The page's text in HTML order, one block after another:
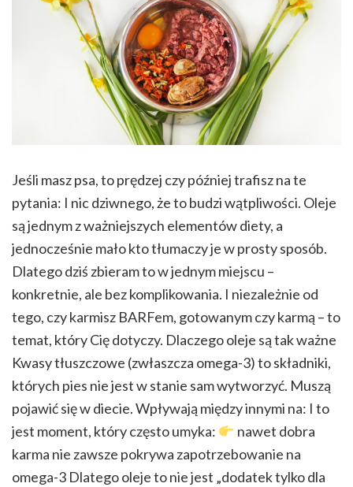
Jeśli masz psa, to prędzej czy później trafisz na te
pytania: I nic dziwnego, że to budzi wątpliwości. Oleje
są jednym z ważniejszych elementów diety, a
jednocześnie mało kto tłumaczy je w prosty sposób.
Dlatego dziś zbieram to w jednym miejscu –
konkretnie, ale bez komplikowania. I niezależnie od
tego, czy karmisz BARFem, gotowanym czy karmą – to
temat, który Cię dotyczy. Dlaczego oleje są tak ważne
Kwasy tłuszczowe (zwłaszcza omega-3) to składniki,
których pies nie jest w stanie sam wytworzyć. Muszą
pojawić się w diecie. Wpływają między innymi na: I to
jest moment, który często umyka:
nawet dobra
karma nie zawsze pokrywa zapotrzebowanie na
omega-3 Dlatego oleje to nie jest „dodatek tylko dla